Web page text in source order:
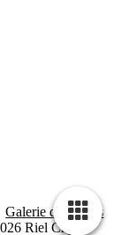
Galerie de photos
Riel Chyc